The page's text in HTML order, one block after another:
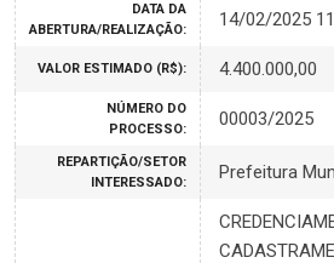
DATA DA
ABERTURA/REALIZAÇÃO:
14/02/2025
VALOR ESTIMADO (R$): 4.400.000,00
NÚMERO DO
PROCESSO:
00003/2025
REPARTIÇÃO/SETOR
INTERESSADO:
Prefeitura